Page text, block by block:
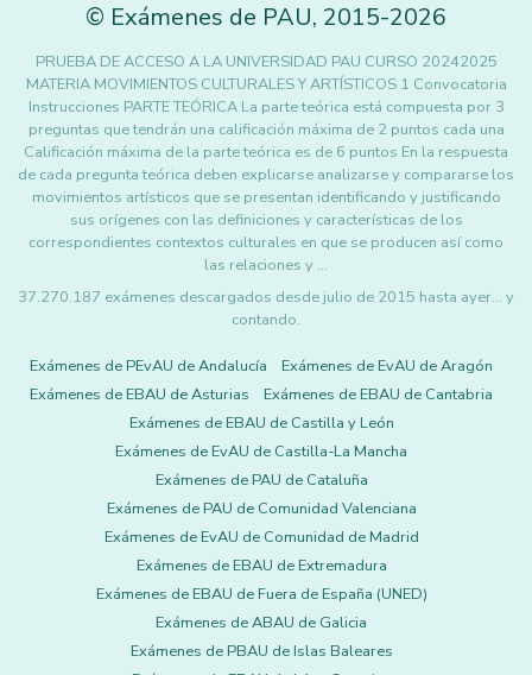
© Exámenes de PAU, 2015-2026
PRUEBA DE ACCESO A LA UNIVERSIDAD PAU CURSO 20242025
MATERIA MOVIMIENTOS CULTURALES Y ARTÍSTICOS 1 Convocatoria
Instrucciones PARTE TEÓRICA La parte teórica está compuesta por 3
preguntas que tendrán una calificación máxima de 2 puntos cada una
Calificación máxima de la parte teórica es de 6 puntos En la respuesta
de cada pregunta teórica deben explicarse analizarse y compararse los
movimientos artísticos que se presentan identificando y justificando
sus orígenes con las definiciones y características de los
correspondientes contextos culturales en que se producen así como
las relaciones y …
37.270.187 exámenes descargados desde julio de 2015 hasta ayer... y
contando.
Exámenes de PEvAU de Andalucía
Exámenes de EvAU de Aragón
Exámenes de EBAU de Asturias
Exámenes de EBAU de Cantabria
Exámenes de EBAU de Castilla y León
Exámenes de EvAU de Castilla-La Mancha
Exámenes de PAU de Cataluña
Exámenes de PAU de Comunidad Valenciana
Exámenes de EvAU de Comunidad de Madrid
Exámenes de EBAU de Extremadura
Exámenes de EBAU de Fuera de España (UNED)
Exámenes de ABAU de Galicia
Exámenes de PBAU de Islas Baleares